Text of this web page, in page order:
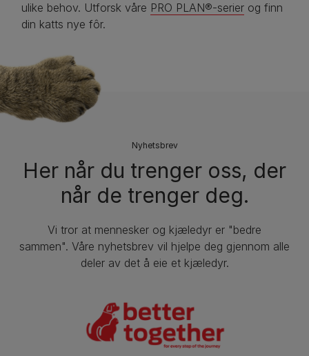
ulike behov. Utforsk våre PRO PLAN®-serier og finn
din katts nye fôr.
Nyhetsbrev
Her når du trenger oss, der
når de trenger deg.
Vi tror at mennesker og kjæledyr er "bedre
sammen". Våre nyhetsbrev vil hjelpe deg gjennom alle
deler av det å eie et kjæledyr.